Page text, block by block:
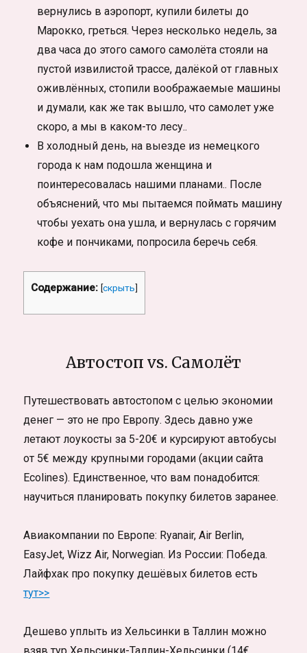
вернулись в аэропорт, купили билеты до
Марокко, греться. Через несколько недель, за
два часа до этого самого самолёта стояли на
пустой извилистой трассе, далёкой от главных
оживлённых, стопили воображаемые машины
и думали, как же так вышло, что самолет уже
скоро, а мы в каком-то лесу..
В холодный день, на выезде из немецкого
города к нам подошла женщина и
поинтересовалась нашими планами.. После
объяснений, что мы пытаемся поймать машину
чтобы уехать она ушла, и вернулась с горячим
кофе и пончиками, попросила беречь себя.
Содержание: [скрыть]
Автостоп vs. Самолёт
Путешествовать автостопом с целью экономии
денег — это не про Европу. Здесь давно уже
летают лоукосты за 5-20€ и курсируют автобусы
от 5€ между крупными городами (акции сайта
Ecolines). Единственное, что вам понадобится:
научиться планировать покупку билетов заранее.
Авиакомпании по Европе: Ryanair, Air Berlin,
EasyJet, Wizz Air, Norwegian. Из России: Победа.
Лайфхак про покупку дешёвых билетов есть
тут>>
Дешево уплыть из Хельсинки в Таллин можно